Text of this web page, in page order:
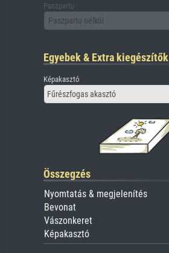
Paszpartu
Paszpartu nélkül
Egyebek & Extra kiegészítők
Képakasztó
Fűrészfogas akasztó
Összegzés
Nyomtatás & megjelenítés
Bevonat
Vászonkeret
Képakasztó